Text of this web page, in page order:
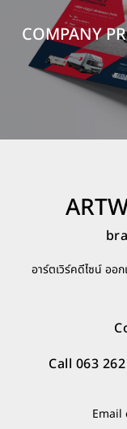
COMPANY
อาร์ตเวิร์คดีไซน์ อ
Call 063
Email